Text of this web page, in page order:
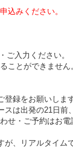
込みください。
ご入力ください。
ことができませ
録をお願いします
は出発の21日
せ・ご予約はお
、リアルタイ